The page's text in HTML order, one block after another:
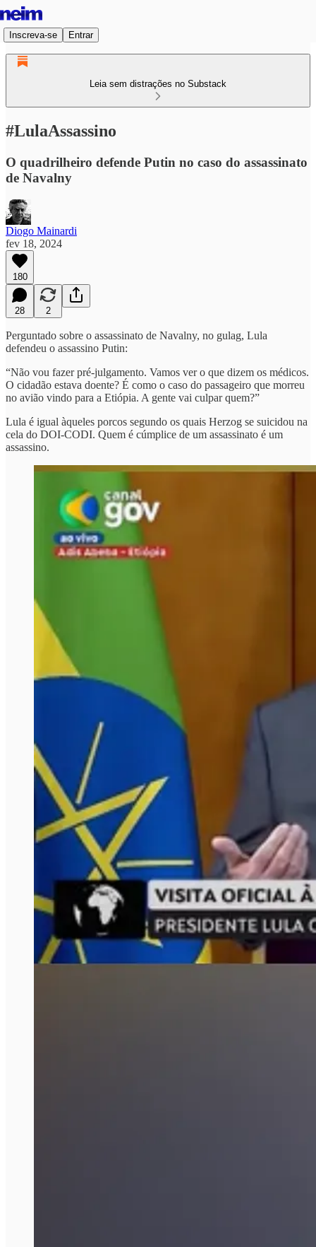
Inscreva-se Entrar
Leia sem distrações no Substack
#LulaAssassino
O quadrilheiro defende Putin no caso do assassinato
de Navalny
Diogo Mainardi
fev 18, 2024
180
28 2
Perguntado sobre o assassinato de Navalny, no gulag, Lula
defendeu o assassino Putin:
“Não vou fazer pré-julgamento. Vamos ver o que dizem os médicos.
O cidadão estava doente? É como o caso do passageiro que morreu
no avião vindo para a Etiópia. A gente vai culpar quem?”
Lula é igual àqueles porcos segundo os quais Herzog se suicidou na
cela do DOI-CODI. Quem é cúmplice de um assassinato é um
assassino.